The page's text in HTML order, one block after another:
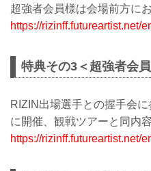
超強者会員様は会場前方に
https://rizinff.futureartist.net/
特典その3＜超強者会
RIZIN出場選手との握手会
に開催、観戦ツアーと同内容
https://rizinff.futureartist.net/